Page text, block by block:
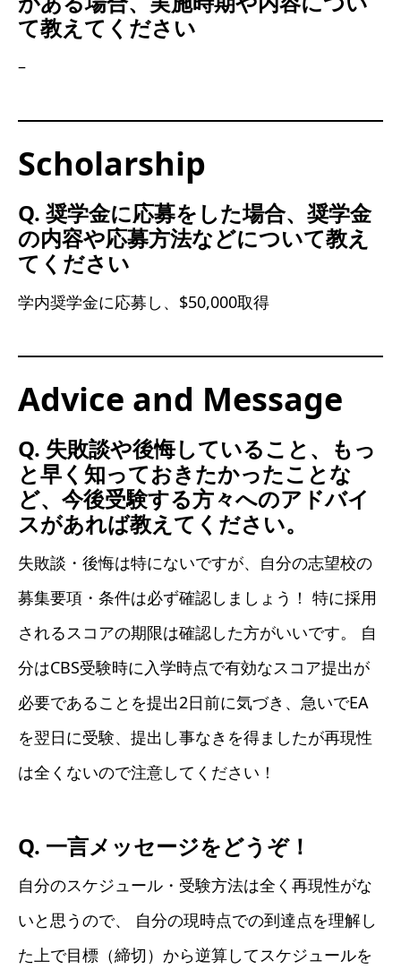
て教えてください
–
Scholarship
Q. 奨学金に応募をした場合、奨学金
の内容や応募方法などについて教え
てください
学内奨学金に応募し、$50,000取得
Advice and Message
Q. 失敗談や後悔していること、もっ
と早く知っておきたかったことな
ど、今後受験する方々へのアドバイ
スがあれば教えてください。
失敗談・後悔は特にないですが、自分の志望校の
募集要項・条件は必ず確認しましょう！ 特に採用
されるスコアの期限は確認した方がいいです。 自
分はCBS受験時に入学時点で有効なスコア提出が
必要であることを提出2日前に気づき、急いでEA
を翌日に受験、提出し事なきを得ましたが再現性
は全くないので注意してください！
Q. 一言メッセージをどうぞ！
自分のスケジュール・受験方法は全く再現性がな
いと思うので、 自分の現時点での到達点を理解し
た上で目標（締切）から逆算してスケジュールを